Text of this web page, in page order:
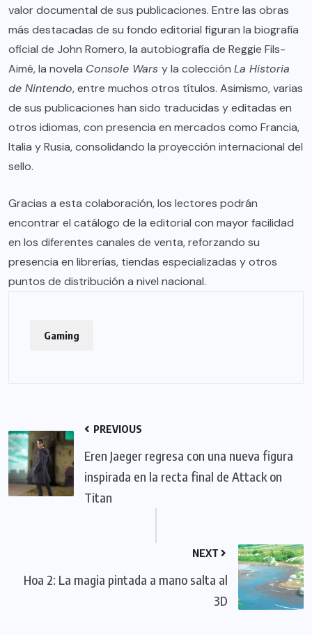
valor documental de sus publicaciones. Entre las obras
más destacadas de su fondo editorial figuran la biografía
oficial de John Romero, la autobiografía de Reggie Fils-
Aimé, la novela Console Wars y la colección La Historia
de Nintendo, entre muchos otros títulos. Asimismo, varias
de sus publicaciones han sido traducidas y editadas en
otros idiomas, con presencia en mercados como Francia,
Italia y Rusia, consolidando la proyección internacional del
sello.
Gracias a esta colaboración, los lectores podrán
encontrar el catálogo de la editorial con mayor facilidad
en los diferentes canales de venta, reforzando su
presencia en librerías, tiendas especializadas y otros
puntos de distribución a nivel nacional.
Gaming
PREVIOUS
Eren Jaeger regresa con una nueva figura
inspirada en la recta final de Attack on
Titan
NEXT
Hoa 2: La magia pintada a mano salta al
3D